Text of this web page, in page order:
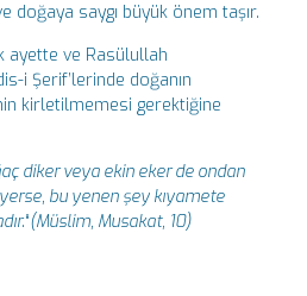
doğaya saygı büyük önem taşır.
ayette ve Rasülullah
i Şerif’lerinde doğanın
kirletilmemesi gerektiğine
diker veya ekin eker de ondan
bu yenen şey kıyamete
“(Müslim, Musakat, 10)